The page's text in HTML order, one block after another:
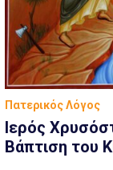
Πατερικός Λόγος
Ιερός
Βάπτιση του